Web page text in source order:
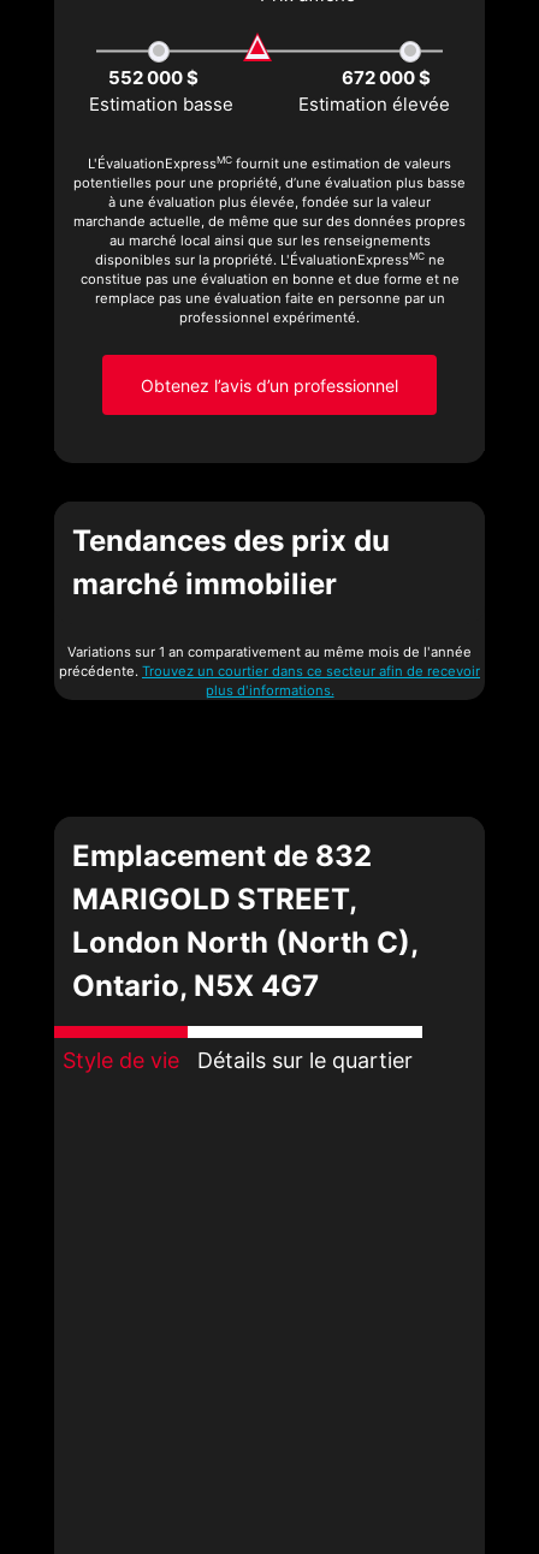
552 000 $
672 000 $
Estimation basse
Estimation élevée
L'ÉvaluationExpressMC fournit une estimation de valeurs
potentielles pour une propriété, d’une évaluation plus basse
à une évaluation plus élevée, fondée sur la valeur
marchande actuelle, de même que sur des données propres
au marché local ainsi que sur les renseignements
disponibles sur la propriété. L'ÉvaluationExpressMCne
constitue pas une évaluation en bonne et due forme et ne
remplace pas une évaluation faite en personne par un
professionnel expérimenté.
Obtenez l’avis d’un professionnel
Tendances des prix du
marché immobilier
Variations sur 1 an comparativement au même mois de l'année
précédente. Trouvez un courtier dans ce secteur afin de recevoir
plus d'informations.
Emplacement de 832
MARIGOLD STREET,
London North (North C),
Ontario, N5X 4G7
Style de vie Détails sur le quartier